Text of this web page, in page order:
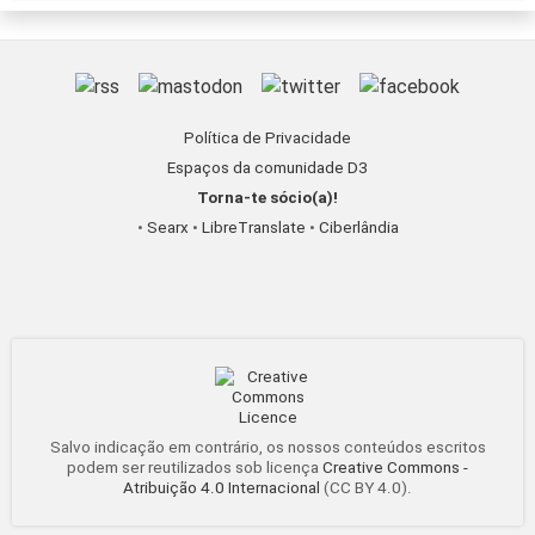
Política de Privacidade
Espaços da comunidade D3
Torna-te sócio(a)!
• Searx • LibreTranslate • Ciberlândia
Salvo indicação em contrário, os nossos conteúdos escritos
podem ser reutilizados sob licença Creative Commons -
Atribuição 4.0 Internacional (CC BY 4.0).